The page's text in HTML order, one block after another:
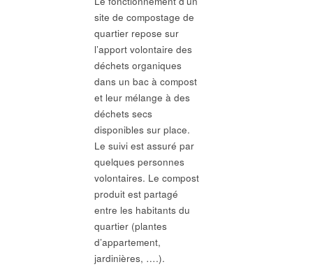
site de compostage de
quartier repose sur
l’apport volontaire des
déchets organiques
dans un bac à compost
et leur mélange à des
déchets secs
disponibles sur place.
Le suivi est assuré par
quelques personnes
volontaires. Le compost
produit est partagé
entre les habitants du
quartier (plantes
d’appartement,
jardinières, ….).